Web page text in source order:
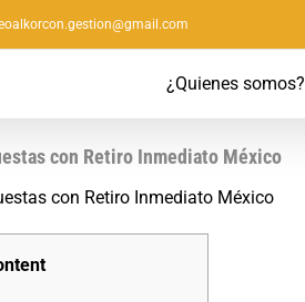
¿Quienes somos?
con Retiro Inmediato México
con Retiro Inmediato México